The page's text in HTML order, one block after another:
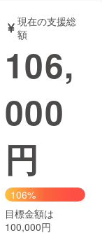
書籍・雑誌
チャレンジ
Creation
ミュニティ
現在の支援総
額
106,
000
円
106%
目標金額は
100,000円